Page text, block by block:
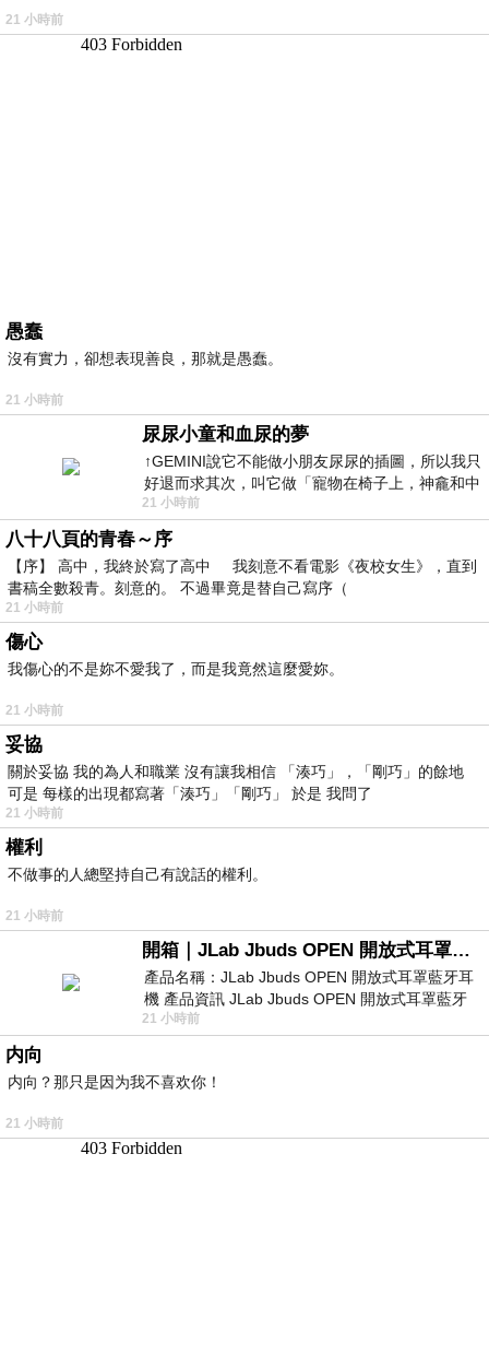
21 小時前
愚蠢
沒有實力，卻想表現善良，那就是愚蠢。
21 小時前
尿尿小童和血尿的夢
↑GEMINI說它不能做小朋友尿尿的插圖，所以我只
好退而求其次，叫它做「寵物在椅子上，神龕和中
年人臉孔」的畫了。 六月底
21 小時前
八十八頁的青春～序
【序】 高中，我終於寫了高中 我刻意不看電影《夜校女生》，直到
書稿全數殺青。刻意的。 不過畢竟是替自己寫序（
21 小時前
傷心
我傷心的不是妳不愛我了，而是我竟然這麼愛妳。
21 小時前
妥協
關於妥協 我的為人和職業 沒有讓我相信 「湊巧」，「剛巧」的餘地
可是 每樣的出現都寫著「湊巧」「剛巧」 於是 我問了
21 小時前
權利
不做事的人總堅持自己有說話的權利。
21 小時前
開箱｜JLab Jbuds OPEN 開放式耳罩藍牙耳機 - 設計美學，輕巧、透氣、環境音全物理達成！
產品名稱：JLab Jbuds OPEN 開放式耳罩藍牙耳
機 產品資訊 JLab Jbuds OPEN 開放式耳罩藍牙
耳機評語：非常有特色，值得喜愛美型工
21 小時前
内向
内向？那只是因为我不喜欢你！
21 小時前